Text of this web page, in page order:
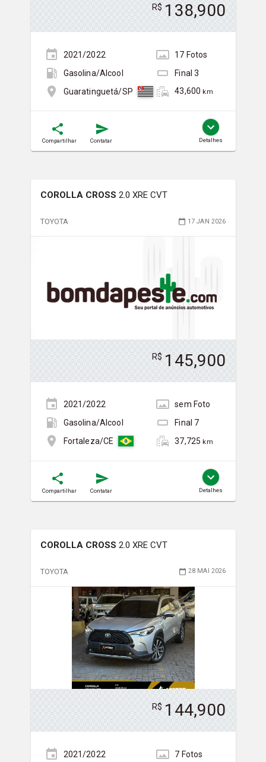
R$ 138,900
2021/2022 17 Fotos
Gasolina/Álcool
Final3
Guaratinguetá/SP
43,600 km
Compartilhar Contatar Detalhes
COROLLA CROSS 2.0 XRE CVT
TOYOTA 17 JAN 2026
R$ 145,900
2021/2022 sem Foto
Gasolina/Álcool
Final 7
Fortaleza/CE
37,725 km
Compartilhar Contatar Detalhes
COROLLA CROSS 2.0 XRE CVT
TOYOTA 28 MAI 2026
R$ 144,900
2021/2022 7 Fotos